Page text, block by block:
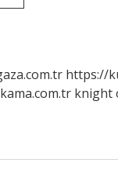
Buğday
https://
knight